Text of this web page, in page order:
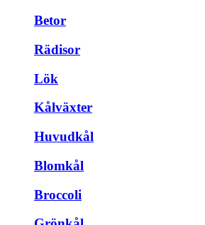
Betor
Rädisor
Lök
Kålväxter
Huvudkål
Blomkål
Broccoli